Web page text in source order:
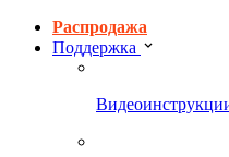
Распродажа
Поддержка